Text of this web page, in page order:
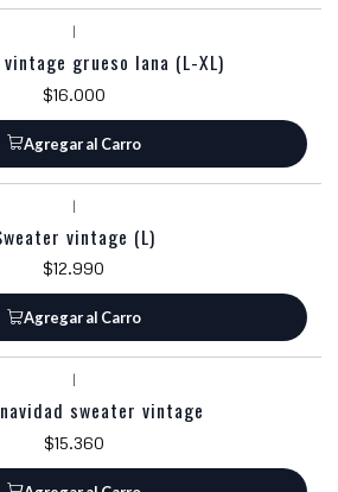
|
grueso lana (L-XL)
$16.000
Agregar al Carro
|
vintage (L)
$12.990
Agregar al Carro
|
sweater vintage
$15.360